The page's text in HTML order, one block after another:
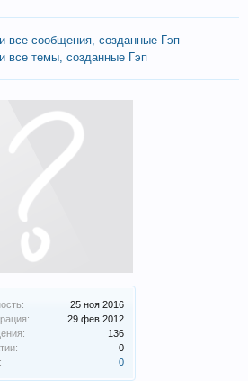
25 ноя 2016
29 фев 2012
136
0
0
все сообщения, созданные Гэп
все темы, созданные Гэп